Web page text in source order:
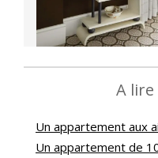
A
Un appartement aux
Un appartement de